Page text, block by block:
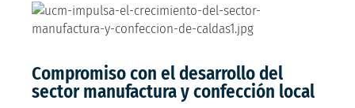
Compromiso con el desarrollo del
sector manufactura y confección local